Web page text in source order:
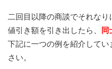
二回目以降の商談でそれな
値引き額を引き出したら、
同
下記に一つの例を紹介して
さい。